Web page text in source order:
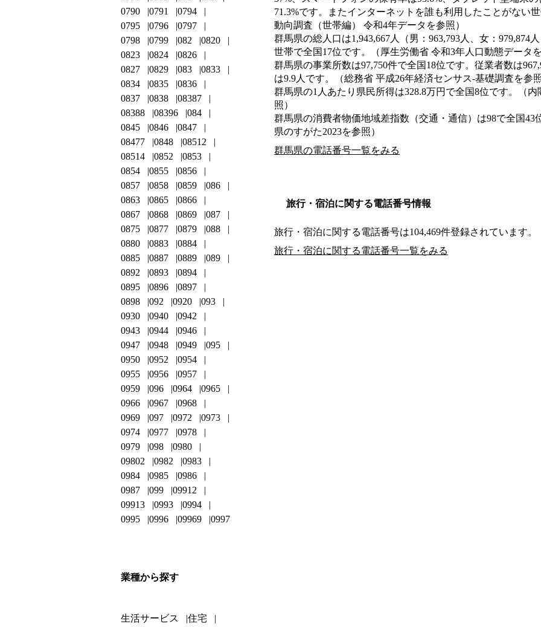
71.3%です。またインターネットを誰も利用したことがない
動向調査（世帯編） 令和4年データを参照）
群馬県の総人口は1,943,667人（男：963,793人、女：979,874
世帯で全国17位です。（厚生労働省 令和3年人口動態データ
群馬県の事業所数は97,750件で全国18位です。従業者数は
は9.9人です。（総務省 平成26年経済センサス‐基礎調査を参
群馬県の1人あたり県民所得は328.8万円で全国8位です。（
照）
群馬県の消費者物価地域差指数（交通・通信）は98で全国43
県のすがた2023を参照）
群馬県の電話番号一覧をみる
旅行・宿泊に関する電話番号情報
旅行・宿泊に関する電話番号は104,469件登録されています。
旅行・宿泊に関する電話番号一覧をみる
0790
0791
0794
0795
0796
0797
0798
0799 082
0820
0823
0824
0826
0827
0829 083
0833
0834
0835
0836
0837
0838
08387
08388
08396
084
0845
0846
0847
08477
0848
08512
08514
0852
0853
0854
0855
0856
0857
0858 0859
086
0863
0865
0866
0867
0868 0869
087
0875
0877 0879
088
0880
0883
0884
0885
0887 0889
089
0892
0893
0894
0895
0896
0897
0898
092 0920
093
0930
0940
0942
0943
0944
0946
0947
0948 0949
095
0950
0952
0954
0955
0956
0957
0959
096 0964
0965
0966
0967
0968
0969
097 0972
0973
0974
0977
0978
0979
098
0980
09802
0982
0983
0984
0985
0986
0987
099
09912
09913
0993
0994
0995
0996 09969 0997
業種から探す
生活サービス 住宅